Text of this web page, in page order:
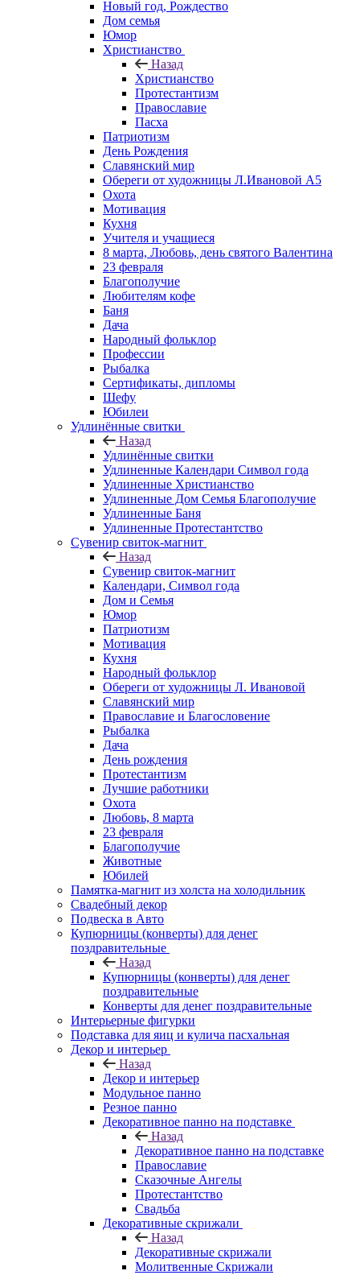
Новый год, Рождество
Дом семья
Юмор
Христианство
Назад
Христианство
Протестантизм
Православие
Пасха
Патриотизм
День Рождения
Славянский мир
Обереги от художницы Л.Ивановой А5
Охота
Мотивация
Кухня
Учителя и учащиеся
8 марта, Любовь, день святого Валентина
23 февраля
Благополучие
Любителям кофе
Баня
Дача
Народный фольклор
Профессии
Рыбалка
Сертификаты, дипломы
Шефу
Юбилеи
Удлинённые свитки
Назад
Удлинённые свитки
Удлиненные Календари Символ года
Удлиненные Христианство
Удлиненные Дом Семья Благополучие
Удлиненные Баня
Удлиненные Протестантство
Сувенир свиток-магнит
Назад
Сувенир свиток-магнит
Календари, Символ года
Дом и Семья
Юмор
Патриотизм
Мотивация
Кухня
Народный фольклор
Обереги от художницы Л. Ивановой
Славянский мир
Православие и Благословение
Рыбалка
Дача
День рождения
Протестантизм
Лучшие работники
Охота
Любовь, 8 марта
23 февраля
Благополучие
Животные
Юбилей
Памятка-магнит из холста на холодильник
Свадебный декор
Подвеска в Авто
Купюрницы (конверты) для денег
поздравительные
Назад
Купюрницы (конверты) для денег
поздравительные
Конверты для денег поздравительные
Интерьерные фигурки
Подставка для яиц и кулича пасхальная
Декор и интерьер
Назад
Декор и интерьер
Модульное панно
Резное панно
Декоративное панно на подставке
Назад
Декоративное панно на подставке
Православие
Сказочные Ангелы
Протестантство
Свадьба
Декоративные скрижали
Назад
Декоративные скрижали
Молитвенные Скрижали